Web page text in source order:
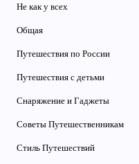
Не как у всех
Общая
Путешествия по России
Путешествия с детьми
Снаряжение и Гаджеты
Советы Путешественникам
Стиль Путешествий